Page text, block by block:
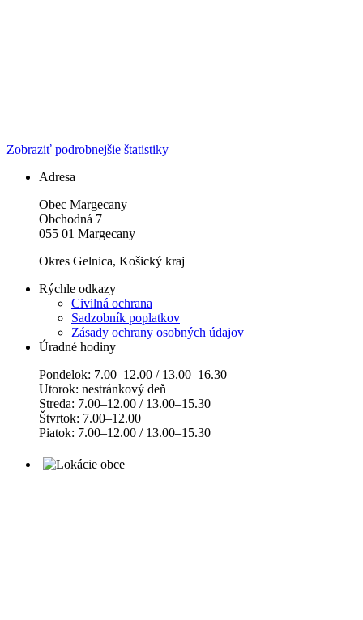
Zobraziť podrobnejšie štatistiky
Adresa
Obec Margecany
Obchodná 7
055 01 Margecany
Okres Gelnica, Košický kraj
Rýchle odkazy
Civilná ochrana
Sadzobník poplatkov
Zásady ochrany osobných údajov
Úradné hodiny
Pondelok: 7.00–12.00 / 13.00–16.30
Utorok: nestránkový deň
Streda: 7.00–12.00 / 13.00–15.30
Štvrtok: 7.00–12.00
Piatok: 7.00–12.00 / 13.00–15.30